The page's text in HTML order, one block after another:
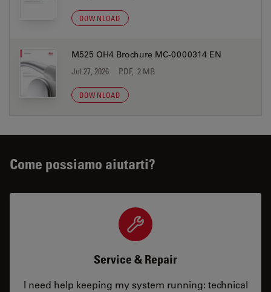
DOWNLOAD
M525 OH4 Brochure MC-0000314 EN
Jul 27, 2026 PDF, 2 MB
DOWNLOAD
Come possiamo aiutarti?
Service & Repair
I need help keeping my system running: technical